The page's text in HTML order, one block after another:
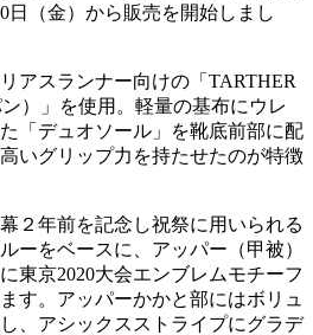
日（金）から販売を開始しまし
アスランナー向けの「TARTHER
）」を使用。軽量の基布にウレ
「デュオソール」を靴底前部に配
いグリップ力を持たせたのが特徴
２年前を記念し祝祭に用いられる
ーをベースに、アッパー（甲被）
東京2020大会エンブレムモチーフ
す。アッパーかかと部にはボリュ
、アシックスストライプにグラデ